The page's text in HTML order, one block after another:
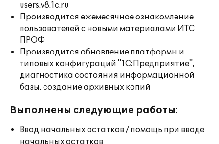
users.v8.1c.ru
Производится ежемесячное ознакомление
пользователей с новыми материалами ИТС
ПРОФ
Производится обновление платформы и
типовых конфигураций "1С:Предприятие",
диагностика состояния информационной
базы, создание архивных копий
Выполнены следующие работы:
Ввод начальных остатков / помощь при вводе
начальных остатков